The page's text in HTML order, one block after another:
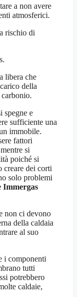
a non avere
atmosferici.
rischio di
libera che
della
spegne e
sufficiente una
immobile.
fattori
si
poiché si
creare dei corti
solo problemi
Immergas
non ci devono
della caldaia
al suo
i componenti
tutti
potrebbero
caldaie,